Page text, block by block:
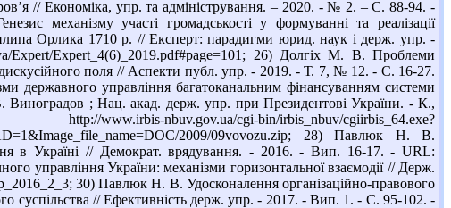
// Економіка, упр. та адміністрування. – 2020. - № 2. – С. 88-94. -
механізму участі громадськості у формуванні та реалізації
Орлика 1710 р. // Експерт: парадигми юрид. наук і держ. упр. -
Expert_4(6)_2019.pdf#page=101; 26) Долгіх М. В. Проблеми
поля // Аспекти публ. упр. - 2019. - Т. 7, № 12. - С. 16-27.
управління багатоканальним фінансуванням системи
; Нац. акад. держ. упр. при Президентові України. - К.,
cgi-bin/irbis_nbuv/cgiirbis_64.exe?
2009/09vovozu.zip; 28) Павлюк Н. В.
в Україні // Демократ. врядування. - 2016. - Вип. 16-17. - URL:
управління України: механізми горизонтальної взаємодії // Держ.
30) Павлюк Н. В. Удосконалення організаційно-правового
суспільства // Ефективність держ. упр. - 2017. - Вип. 1. - С. 95-102. -